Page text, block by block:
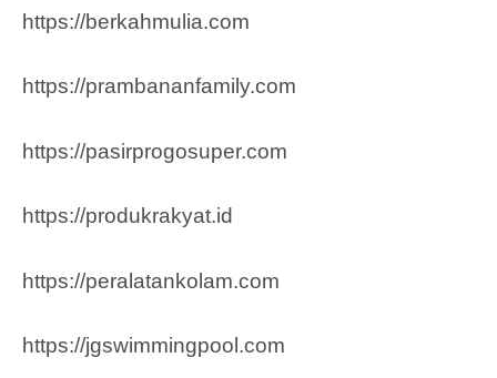
https://berkahmulia.com
https://prambananfamily.com
https://pasirprogosuper.com
https://produkrakyat.id
https://peralatankolam.com
https://jgswimmingpool.com